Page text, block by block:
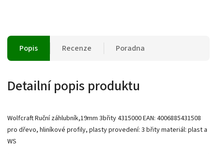
Popis Recenze Poradna
Detailní popis produktu
Wolfcraft Ruční záhlubník,19mm 3břity 4315000 EAN: 4006885431508
pro dřevo, hliníkové profily, plasty provedení: 3 břity materiál: plast a
WS